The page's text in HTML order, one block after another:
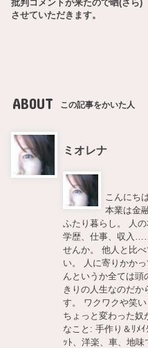
批判コメントが来たので晒(さら)
させていただきます。
ABOUT この記事をかいた人
ミオレナ
こんにち
本業は金
ふたり暮らし。 人
学歴、仕事、収入
せんか。 他人と比
い。 人に寄りかか
んというか全ては頭
きりの人生なのだ
す。 ワクワクや笑
ちょっと変わった奴
なこと: 手作り＆ﾘﾒ
ｯﾄ、洋楽、車、地